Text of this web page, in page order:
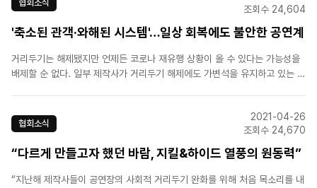
협회소식
조회수 24,604
'축소된 관객·와해된 시스템'…일상 회복에도 불안한 공연계
거리두기는 해제됐지만 언제든 코로나 재유행 상황이 올 수 있다는 가능성을
배제할 순 없다. 일부 제작사가 거리두기 해제에도 가변석을 유지하고 있는 이
기 방침에 따라 기존 예매를 유지한 채 공연을 이어갈 수 있었기..
협회소식
2021-04-26
조회수 24,670
“다르게 만들고자 했던 바람, 지킬&하이드 열풍의 원동력”
“지난해 제작사들이 공연장의 사회적 거리두기 완화를 위해 처음 목소리를 내